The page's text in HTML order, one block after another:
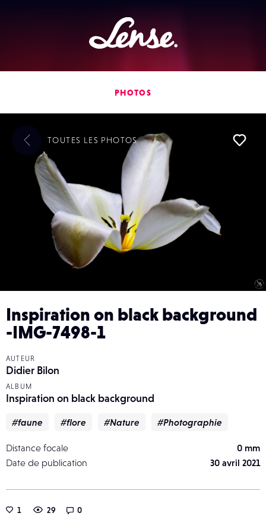
Lense
PHOTOS
Inspiration on black background
-IMG-7498-1
AUTEUR
Didier Bilon
ALBUM
Inspiration on black background
#faune #flore #Nature #Photographie
Distance focale
0 mm
Date de publication
30 avril 2021
1 29 0
TOUTES LES PHOTOS